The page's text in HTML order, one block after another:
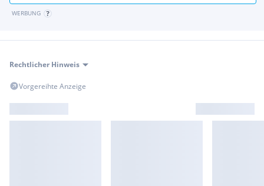
WERBUNG
Rechtlicher Hinweis
Vorgereihte Anzeige